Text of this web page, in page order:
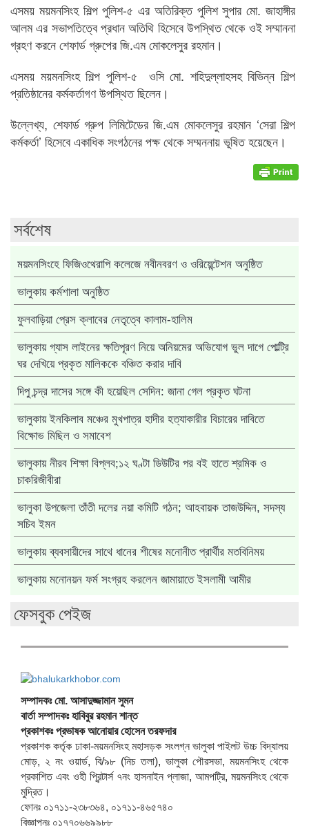
এসময় ময়মনসিংহ শিল্প পুলিশ-৫ এর অতিরিক্ত পুলিশ সুপার মো. জাহাঙ্গীর
আলম এর সভাপতিত্বে প্রধান অতিথি হিসেবে উপস্থিত থেকে ওই সম্মাননা
গ্রহণ করনে শেফার্ড গ্রুপের জি.এম মোকলেসুর রহমান।
এসময় ময়মনসিংহ শিল্প পুলিশ-৫ ওসি মো. শহিদুল্লাহসহ বিভিন্ন শিল্প
প্রতিষ্ঠানের কর্মকর্তাগণ উপস্থিত ছিলেন।
উল্লেখ্য, শেফার্ড গ্রুপ লিমিটেডের জি.এম মোকলেসুর রহমান ‘সেরা শিল্প
কর্মকর্তা’ হিসেবে একাধিক সংগঠনের পক্ষ থেকে সম্মননায় ভূষিত হয়েছেন।
সর্বশেষ
ময়মনসিংহে ফিজিওথেরাপি কলেজে নবীনবরণ ও ওরিয়েন্টেশন অনুষ্ঠিত
ভালুকায় কর্মশালা অনুষ্ঠিত
ফুলবাড়িয়া প্রেস ক্লাবের নেতৃত্বে কালাম-হালিম
ভালুকায় গ্যাস লাইনের ক্ষতিপূরণ নিয়ে অনিয়মের অভিযোগ ভুল দাগে পোল্ট্রি
ঘর দেখিয়ে প্রকৃত মালিককে বঞ্চিত করার দাবি
দিপু চন্দ্র দাসের সঙ্গে কী হয়েছিল সেদিন: জানা গেল প্রকৃত ঘটনা
ভালুকায় ইনকিলাব মঞ্চের মুখপাত্র হাদীর হত্যাকারীর বিচারের দাবিতে
বিক্ষোভ মিছিল ও সমাবেশ
ভালুকায় নীরব শিক্ষা বিপ্লব;১২ ঘণ্টা ডিউটির পর বই হাতে শ্রমিক ও
চাকরিজীবীরা
ভালুকা উপজেলা তাঁতী দলের নয়া কমিটি গঠন; আহবায়ক তাজউদ্দিন, সদস্য
সচিব ইমন
ভালুকায় ব্যবসায়ীদের সাথে ধানের শীষের মনোনীত প্রার্থীর মতবিনিময়
ভালুকায় মনোনয়ন ফর্ম সংগ্রহ করলেন জামায়াতে ইসলামী আমীর
ফেসবুক পেইজ
সম্পাদকঃ মো. আসাদুজ্জামান সুমন
বার্তা সম্পাদকঃ হাবিবুর রহমান শান্ত
প্রকাশকঃ প্রভাষক আনোয়ার হোসেন তরফদার
প্রকাশক কর্তৃক ঢাকা-ময়মনসিংহ মহাসড়ক সংলগ্ন ভালুকা পাইলট উচ্চ বিদ্যালয়
মোড়, ২ নং ওয়ার্ড, বি/৯৮ (নিচ তলা), ভালুকা পৌরসভা, ময়মনসিংহ থেকে
প্রকাশিত এবং ওহী প্রিন্টার্স ৭নং হাসনাইন প্লাজা, আমপট্রি, ময়মনসিংহ থেকে
মুদ্রিত।
ফোনঃ ০১৭১১-২৩৮৩৬৪, ০১৭১১-৪৬৫৭৪০
বিজ্ঞাপনঃ ০১৭৭০৬৬৯৯৮৮